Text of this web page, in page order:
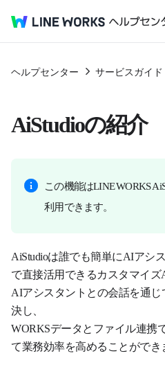
ヘルプセンター サービスガイド
AiStudioの紹介
この機能はLINE WORKS
利用できます。
AiStudioは誰でも簡単にAIアシ
で直接活用できるカスタマイズ
AIアシスタントとの会話を通
決し、
WORKSデータとファイル連携
て業務効率を高めることができ